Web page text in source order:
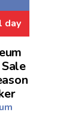
day